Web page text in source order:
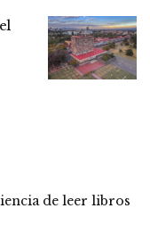
de leer libros